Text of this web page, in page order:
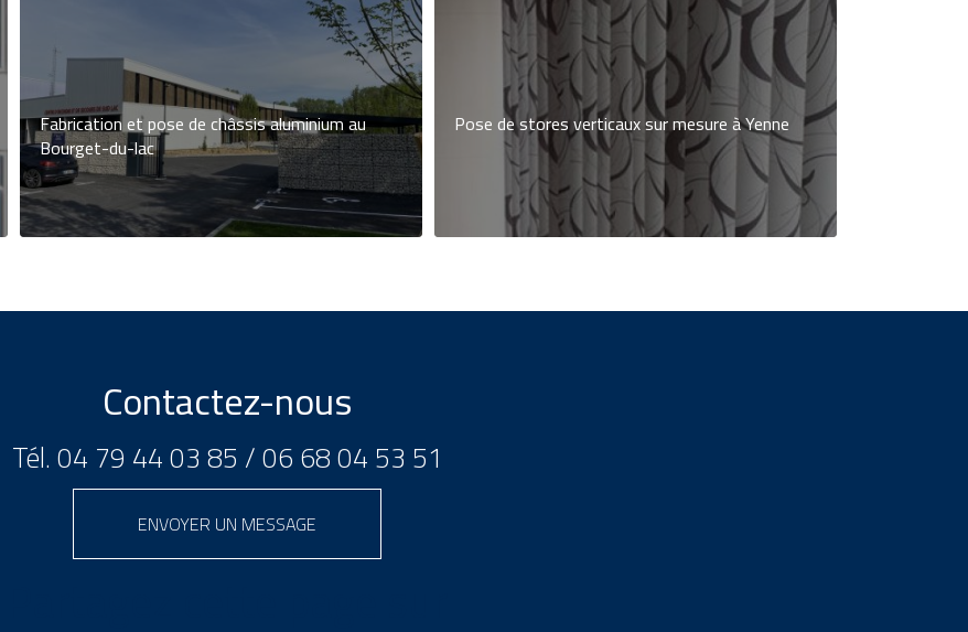
Fabrication et pose de châssis aluminium au
Bourget-du-lac
Pose de stores verticaux sur mesure à Yenne
Contactez-nous
Tél.04 79 44 03 85/06 68 04 53 51
ENVOYER UN MESSAGE